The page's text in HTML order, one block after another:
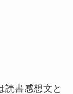
読書感想文と